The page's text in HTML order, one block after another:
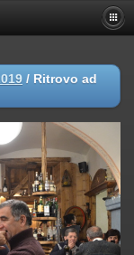
/ Ritrovo ad